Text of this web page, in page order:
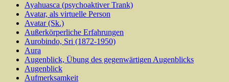
Ayahuasca (psychoaktiver Trank)
Avatar, als virtuelle Person
Avatar (Sk.)
Außerkörperliche Erfahrungen
Aurobindo, Sri (1872-1950)
Aura
Augenblick, Übung des gegenwärtigen Augenblicks
Augenblick
Aufmerksamkeit